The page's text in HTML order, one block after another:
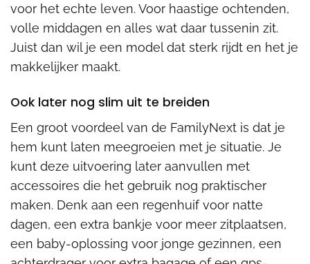
voor het echte leven. Voor haastige ochtenden,
volle middagen en alles wat daar tussenin zit.
Juist dan wil je een model dat sterk rijdt en het je
makkelijker maakt.
Ook later nog slim uit te breiden
Een groot voordeel van de FamilyNext is dat je
hem kunt laten meegroeien met je situatie. Je
kunt deze uitvoering later aanvullen met
accessoires die het gebruik nog praktischer
maken. Denk aan een regenhuif voor natte
dagen, een extra bankje voor meer zitplaatsen,
een baby-oplossing voor jonge gezinnen, een